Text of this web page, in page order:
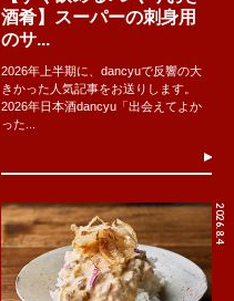
酒肴】スーパーの刺身用
のサ...
2026年上半期に、dancyuで反響の大
きかった人気記事をお送りします。
2026年日本酒dancyu「出会えてよか
った...
2026.8.4